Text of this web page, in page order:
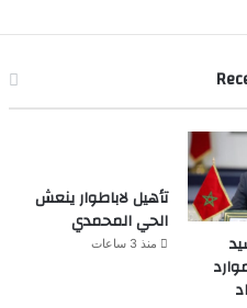
تأهيل لاباطوار ينعش
الحي المحمدي
منذ 3 ساعات